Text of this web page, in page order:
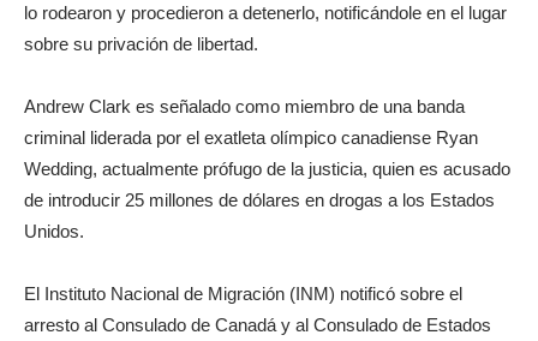
lo rodearon y procedieron a detenerlo, notificándole en el lugar
sobre su privación de libertad.
Andrew Clark es señalado como miembro de una banda
criminal liderada por el exatleta olímpico canadiense Ryan
Wedding, actualmente prófugo de la justicia, quien es acusado
de introducir 25 millones de dólares en drogas a los Estados
Unidos.
El Instituto Nacional de Migración (INM) notificó sobre el
arresto al Consulado de Canadá y al Consulado de Estados